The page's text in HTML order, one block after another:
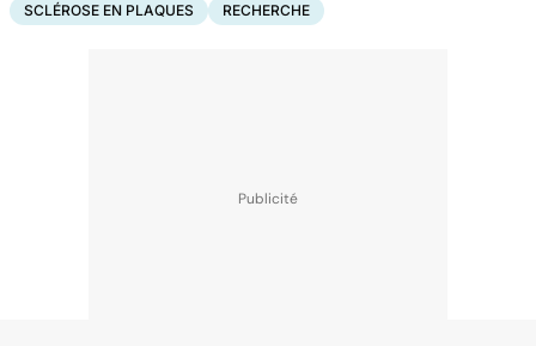
SCLÉROSE EN PLAQUES RECHERCHE